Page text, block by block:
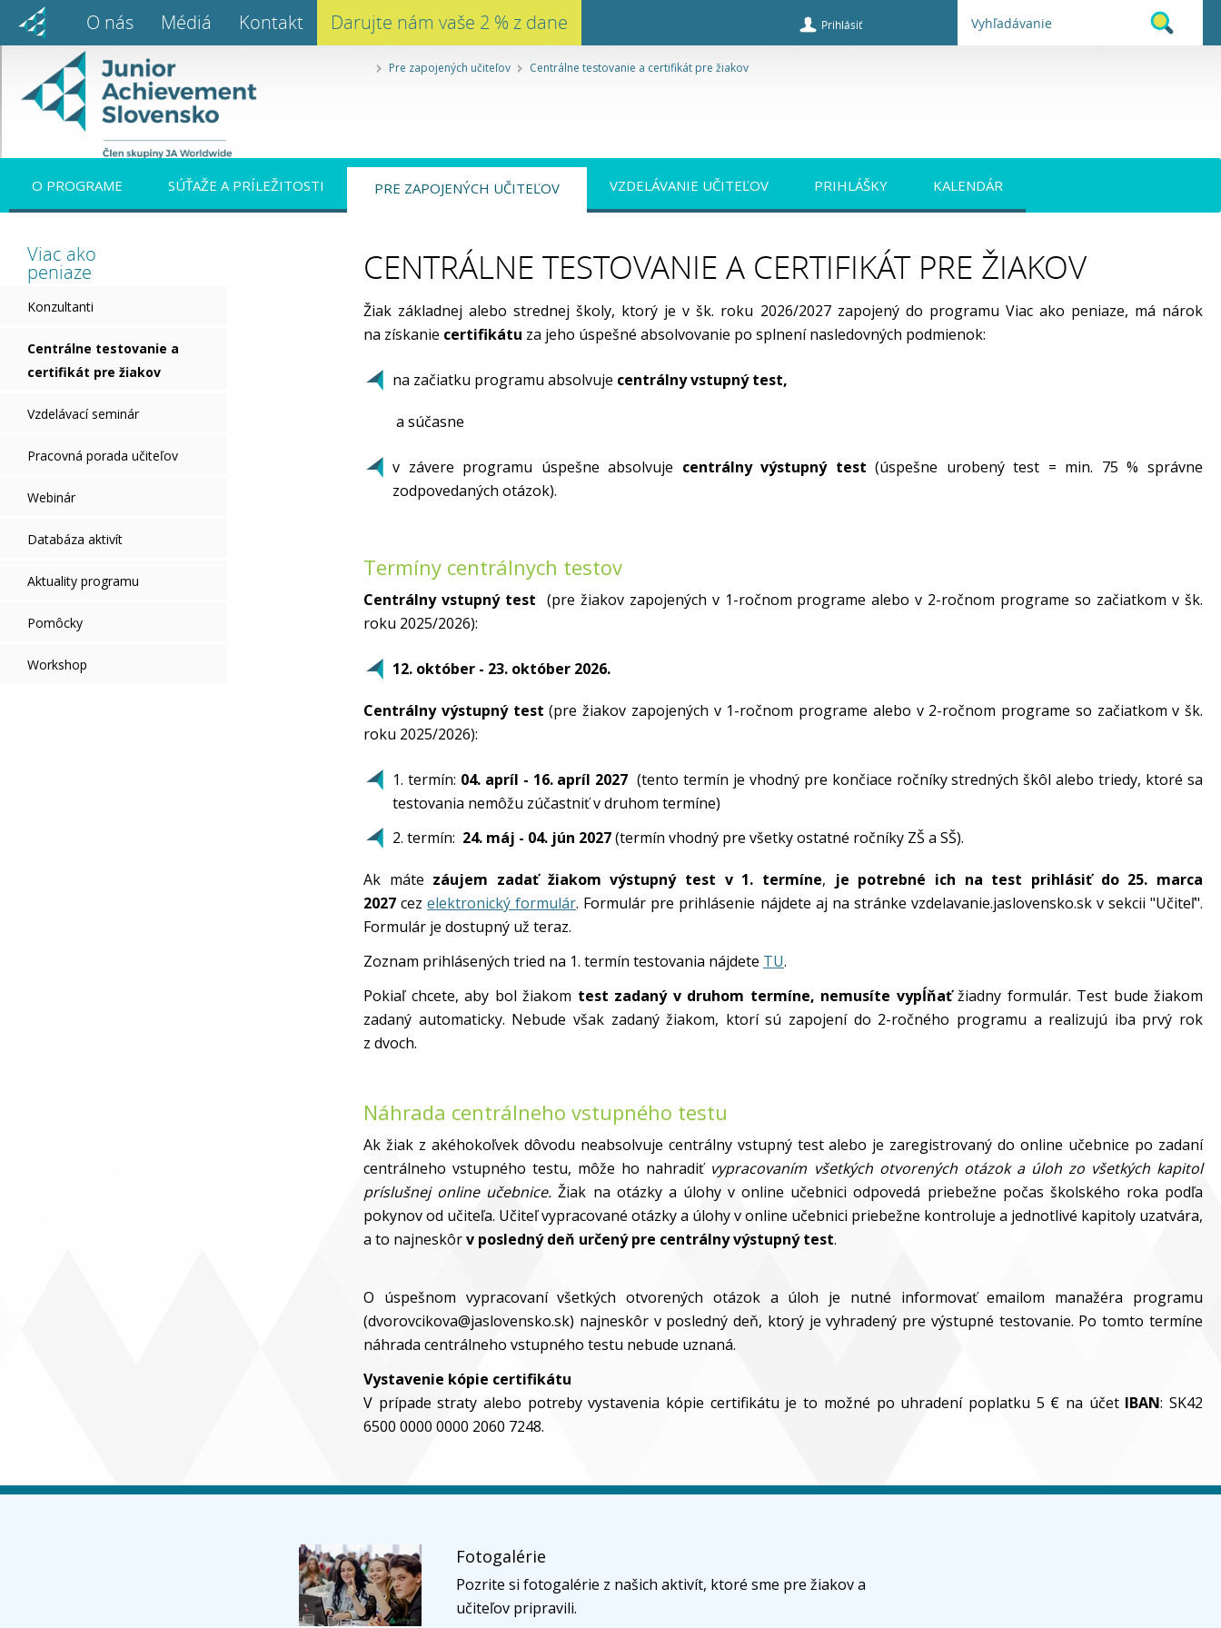
O nás Médiá Kontakt Darujte nám vaše 2 % z dane Prihlásiť
Pre zapojených učiteľov Centrálne testovanie a certifikát pre žiakov
O PROGRAME SÚŤAŽE A PRÍLEŽITOSTI PRE ZAPOJENÝCH UČITEĽOV VZDELÁVANIE UČITEĽOV PRIHLÁŠKY KALENDÁR
Viac ako
peniaze
Konzultanti
Centrálne testovanie a
certifikát pre žiakov
Vzdelávací seminár
Pracovná porada učiteľov
Webinár
Databáza aktivít
Aktuality programu
Pomôcky
Workshop
CENTRÁLNE TESTOVANIE A CERTIFIKÁT PRE ŽIAKOV
Žiak základnej alebo strednej školy, ktorý je v šk. roku 2026/2027 zapojený do programu Viac ako peniaze, má nárok
na získanie certifikátu za jeho úspešné absolvovanie po splnení nasledovných podmienok:
na začiatku programu absolvuje centrálny vstupný test,
a súčasne
v závere programu úspešne absolvuje centrálny výstupný test (úspešne urobený test = min. 75 % správne
zodpovedaných otázok).
Termíny centrálnych testov
Centrálny vstupný test (pre žiakov zapojených v 1-ročnom programe alebo v 2-ročnom programe so začiatkom v šk.
roku 2025/2026):
12. október - 23. október 2026.
Centrálny výstupný test (pre žiakov zapojených v 1-ročnom programe alebo v 2-ročnom programe so začiatkom v šk.
roku 2025/2026):
1. termín: 04. apríl - 16. apríl 2027 (tento termín je vhodný pre končiace ročníky stredných škôl alebo triedy, ktoré sa
testovania nemôžu zúčastniť v druhom termíne)
2. termín: 24. máj - 04. jún 2027(termín vhodný pre všetky ostatné ročníky ZŠ a SŠ).
Ak máte záujem zadať žiakom výstupný test v 1. termíne, je potrebné ich na test prihlásiť do 25. marca
2027 cezelektronický formulár. Formulár pre prihlásenie nájdete aj na stránke vzdelavanie.jaslovensko.sk v sekcii "Učiteľ".
Formulár je dostupný už teraz.
Zoznam prihlásených tried na 1. termín testovania nájdete TU.
Pokiaľ chcete, aby bol žiakom test zadaný v druhom termíne, nemusíte vypĺňaťžiadny formulár. Test bude žiakom
zadaný automaticky. Nebude však zadaný žiakom, ktorí sú zapojení do 2-ročného programu a realizujú iba prvý rok
z dvoch.
Náhrada centrálneho vstupného testu
Ak žiak z akéhokoľvek dôvodu neabsolvuje centrálny vstupný test alebo je zaregistrovaný do online učebnice po zadaní
centrálneho vstupného testu, môže ho nahradiť vypracovaním všetkých otvorených otázok a úloh zo všetkých kapitol
príslušnej online učebnice.Žiak na otázky a úlohy v online učebnici odpovedá priebežne počas školského roka podľa
pokynov od učiteľa. Učiteľ vypracované otázky a úlohy v online učebnici priebežne kontroluje a jednotlivé kapitoly uzatvára,
a to najneskôrv posledný deň určený pre centrálny výstupný test.
O úspešnom vypracovaní všetkých otvorených otázok a úloh je nutné informovať emailom manažéra programu
(dvorovcikova@jaslovensko.sk) najneskôr v posledný deň, ktorý je vyhradený pre výstupné testovanie. Po tomto termíne
náhrada centrálneho vstupného testu nebude uznaná.
Vystavenie kópie certifikátu
V prípade straty alebo potreby vystavenia kópie certifikátu je to možné po uhradení poplatku 5 € na účet IBAN: SK42
6500 0000 0000 2060 7248.
Fotogalérie
Pozrite si fotogalérie z našich aktivít, ktoré sme pre žiakov a
učiteľov pripravili.